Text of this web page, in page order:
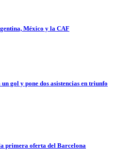
México y la CAF
gol y pone dos asistencias en triunfo
primera oferta del Barcelona